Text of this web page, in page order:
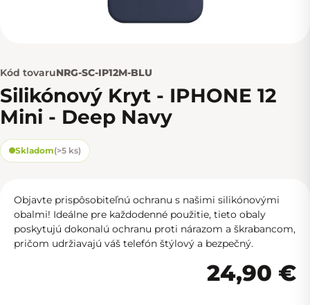
Kód tovaruNRG-SC-IP12M-BLU
Silikónový Kryt - IPHONE 12
Mini - Deep Navy
Skladom(>5 ks)
Objavte prispôsobiteľnú ochranu s našimi silikónovými
obalmi! Ideálne pre každodenné použitie, tieto obaly
poskytujú dokonalú ochranu proti nárazom a škrabancom,
pričom udržiavajú váš telefón štýlový a bezpečný.
24,90 €